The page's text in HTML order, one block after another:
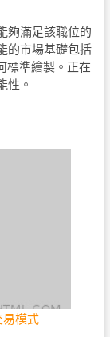
夠滿足該職位的
的市場基礎包括
標準繪製。正在
性。
易模式